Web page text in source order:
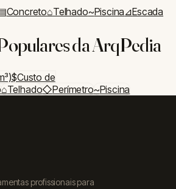
Concreto⌂Telhado~Piscina⊿Escada
da ArqPedia
$Custo de
⌂Telhado◇Perímetro~Piscina
profissionais para